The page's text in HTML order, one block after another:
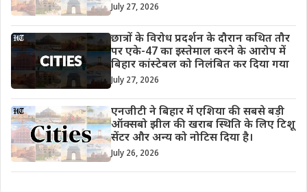
July 27, 2026
छात्रों के विरोध प्रदर्शन के दौरान कथित तौर
पर एके-47 का इस्तेमाल करने के आरोप में
बिहार कांस्टेबल को निलंबित कर दिया गया
July 27, 2026
एनजीटी ने बिहार में एशिया की सबसे बड़ी
ऑक्सबो झील की खराब स्थिति के लिए टिशू
सेंटर और अन्य को नोटिस दिया है।
July 26, 2026